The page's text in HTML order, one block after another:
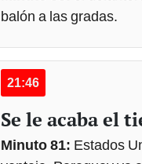
balón a las gradas.
21:46
Se le acaba el
Minuto 81: Estados